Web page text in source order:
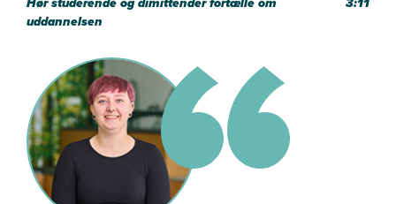
uddannelsen